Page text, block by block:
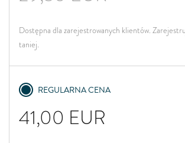
Dostępna dla zarejestrowanych klientów.
taniej.
REGULARNA CENA
41,00 EUR